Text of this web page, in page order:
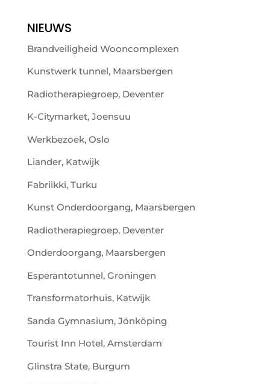
NIEUWS
Brandveiligheid Wooncomplexen
Kunstwerk tunnel, Maarsbergen
Radiotherapiegroep, Deventer
K-Citymarket, Joensuu
Werkbezoek, Oslo
Liander, Katwijk
Fabriikki, Turku
Kunst Onderdoorgang, Maarsbergen
Radiotherapiegroep, Deventer
Onderdoorgang, Maarsbergen
Esperantotunnel, Groningen
Transformatorhuis, Katwijk
Sanda Gymnasium, Jönköping
Tourist Inn Hotel, Amsterdam
Glinstra State, Burgum